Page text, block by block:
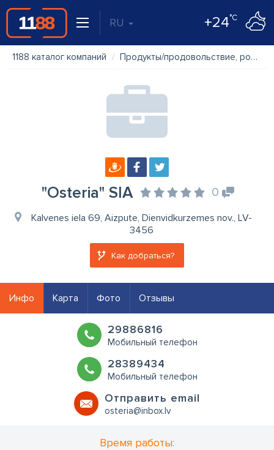
RU +24°C
1188 каталог компаний Продукты/продовольствие, розничная торговля
"Osteria" SIA 0
Kalvenes iela 69, Aizpute, Dienvidkurzemes nov., LV-
3456
Как добраться?
Инфо Карта Фото Отзывы
29886816
Мобильный телефон
28389434
Мобильный телефон
Oтправить email
osteria@inbox.lv
Время работы: